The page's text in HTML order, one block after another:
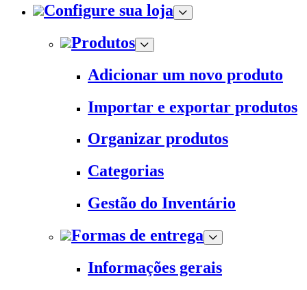
Configure sua loja
Produtos
Adicionar um novo produto
Importar e exportar produtos
Organizar produtos
Categorias
Gestão do Inventário
Formas de entrega
Informações gerais